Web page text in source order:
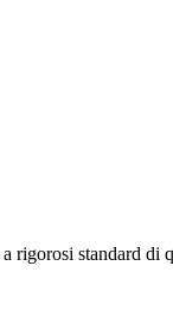
rigorosi standard di